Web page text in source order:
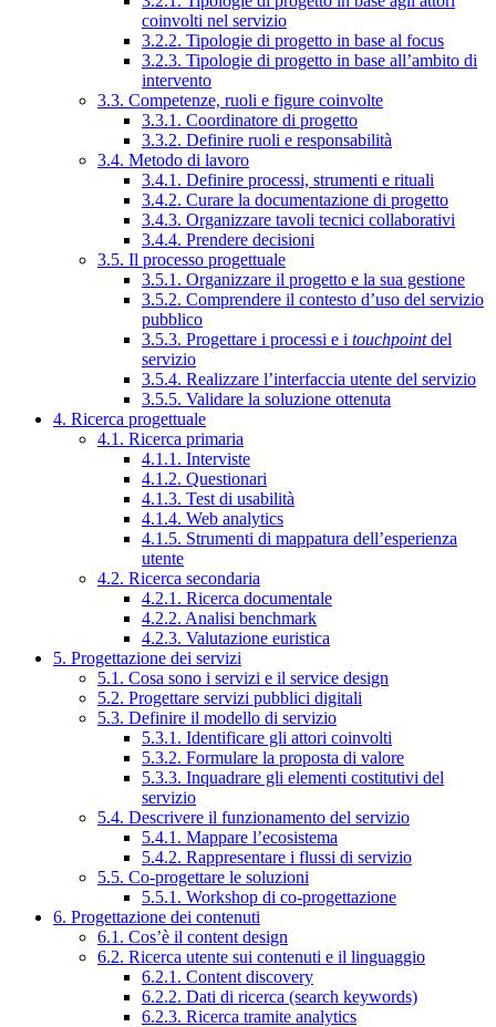
coinvolti nel servizio
3.2.2. Tipologie di progetto in base al focus
3.2.3. Tipologie di progetto in base all’ambito di
intervento
3.3. Competenze, ruoli e figure coinvolte
3.3.1. Coordinatore di progetto
3.3.2. Definire ruoli e responsabilità
3.4. Metodo di lavoro
3.4.1. Definire processi, strumenti e rituali
3.4.2. Curare la documentazione di progetto
3.4.3. Organizzare tavoli tecnici collaborativi
3.4.4. Prendere decisioni
3.5. Il processo progettuale
3.5.1. Organizzare il progetto e la sua gestione
3.5.2. Comprendere il contesto d’uso del servizio
pubblico
3.5.3. Progettare i processi e i touchpointdel
servizio
3.5.4. Realizzare l’interfaccia utente del servizio
3.5.5. Validare la soluzione ottenuta
4. Ricerca progettuale
4.1. Ricerca primaria
4.1.1. Interviste
4.1.2. Questionari
4.1.3. Test di usabilità
4.1.4. Web analytics
4.1.5. Strumenti di mappatura dell’esperienza
utente
4.2. Ricerca secondaria
4.2.1. Ricerca documentale
4.2.2. Analisi benchmark
4.2.3. Valutazione euristica
5. Progettazione dei servizi
5.1. Cosa sono i servizi e il service design
5.2. Progettare servizi pubblici digitali
5.3. Definire il modello di servizio
5.3.1. Identificare gli attori coinvolti
5.3.2. Formulare la proposta di valore
5.3.3. Inquadrare gli elementi costitutivi del
servizio
5.4. Descrivere il funzionamento del servizio
5.4.1. Mappare l’ecosistema
5.4.2. Rappresentare i flussi di servizio
5.5. Co-progettare le soluzioni
5.5.1. Workshop di co-progettazione
6. Progettazione dei contenuti
6.1. Cos’è il content design
6.2. Ricerca utente sui contenuti e il linguaggio
6.2.1. Content discovery
6.2.2. Dati di ricerca (search keywords)
6.2.3. Ricerca tramite analytics